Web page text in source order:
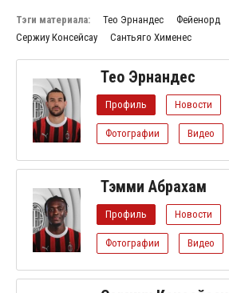
Тэги материала: Тео Эрнандес Фейенорд
Сержиу Консейсау
Сантьяго Хименес
Тео Эрнандес
Профиль Новости
Фотографии Видео
Тэмми Абрахам
Профиль Новости
Фотографии Видео